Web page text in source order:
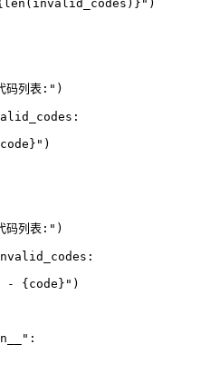
(invalid_codes) } " )
码列表:" )
code } " )
码列表:" )
- { code } " )
: